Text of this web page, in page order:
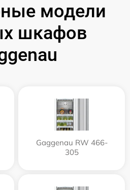
модели
шкафов
Gaggenau RW 466-
305